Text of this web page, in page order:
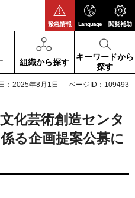
緊急情報 Language 閲覧補助
組織から探す
キーワードから
探す
：2025年8月1日 ページID：109493
化芸術創造センタ
る企画提案公募に